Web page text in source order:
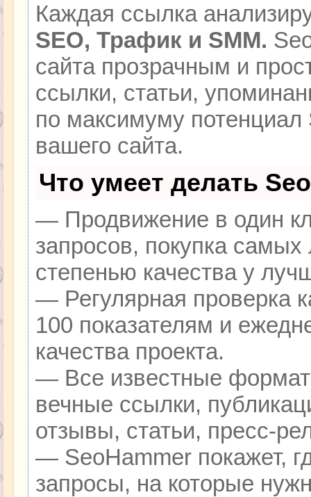
Каждая ссылка
SEO, Трафик и SMM.
сайта прозрачным и
ссылки, статьи,
по максимуму
вашего сайта.
Что умеет делать
— Продвижение в один
запросов, покупка
степенью качества у
— Регулярная проверка
100 показателям и
качества проекта.
— Все известные
вечные ссылки,
отзывы, статьи, пресс-
— SeoHammer покажет,
запросы, на которые